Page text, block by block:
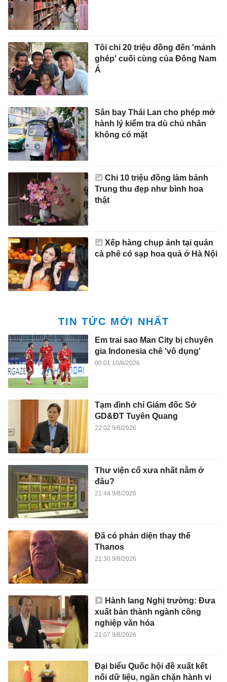
Tôi chi 20 triệu đồng đến 'mảnh
ghép' cuối cùng của Đông Nam
Á
Sân bay Thái Lan cho phép mở
hành lý kiểm tra dù chủ nhân
không có mặt
Chi 10 triệu đồng làm bánh
Trung thu đẹp như bình hoa
thật
Xếp hàng chụp ảnh tại quán
cà phê có sạp hoa quả ở Hà Nội
TIN TỨC MỚI NHẤT
Em trai sao Man City bị chuyên
gia Indonesia chê 'vô dụng'
00:01 10/8/2026
Tạm đình chỉ Giám đốc Sở
GD&ĐT Tuyên Quang
22:02 9/8/2026
Thư viện cổ xưa nhất nằm ở
đâu?
21:44 9/8/2026
Đã có phản diện thay thế
Thanos
21:30 9/8/2026
Hành lang Nghị trường: Đưa
xuất bản thành ngành công
nghiệp văn hóa
21:07 9/8/2026
Đại biểu Quốc hội đề xuất kết
nối dữ liệu, ngăn chặn hành vi